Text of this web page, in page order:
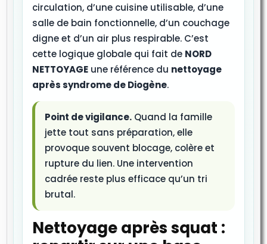
circulation, d’une cuisine utilisable, d’une
salle de bain fonctionnelle, d’un couchage
digne et d’un air plus respirable. C’est
cette logique globale qui fait de NORD
NETTOYAGE une référence du nettoyage
après syndrome de Diogène.
Point de vigilance. Quand la famille
jette tout sans préparation, elle
provoque souvent blocage, colère et
rupture du lien. Une intervention
cadrée reste plus efficace qu’un tri
brutal.
Nettoyage après squat :